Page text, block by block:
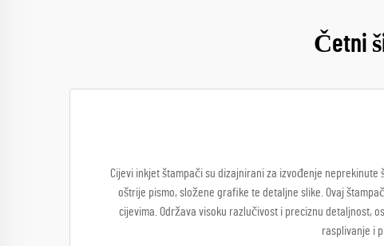
Četni
Cijevi inkjet štampači su dizajnirani za izvođenje
oštrije pismo, složene grafike te detaljne slike. Ovaj
cijevima. Održava visoku razlučivost i preciznu detaljnost,
rasplivanje i